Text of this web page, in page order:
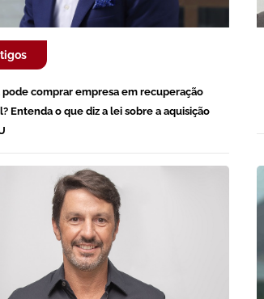
pode comprar empresa em recuperação
Entenda o que diz a lei sobre a aquisição